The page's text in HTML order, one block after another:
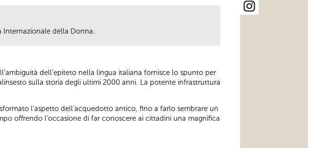
Internazionale della Donna.
dell’epiteto nella lingua italiana fornisce lo spunto per
sulla storia degli ultimi 2000 anni. La potente infrastruttura
l’aspetto dell’acquedotto antico, fino a farlo sembrare un
offrendo l’occasione di far conoscere ai cittadini una magnifica